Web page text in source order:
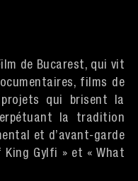
de Bucarest, qui vit
films de
qui brisent la
la tradition
et d’avant-garde
Gylfi » et « What